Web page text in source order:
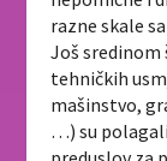
razne skale
Još sredinom
tehničkih
mašinstvo,
…) su